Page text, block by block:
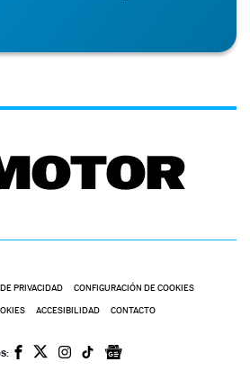
PRIVACIDAD CONFIGURACIÓN DE COOKIES
ACCESIBILIDAD CONTACTO